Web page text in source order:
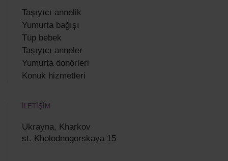
Taşıyıcı annelik
Yumurta bağışı
Tüp bebek
Taşıyıcı anneler
Yumurta donörleri
Konuk hizmetleri
İLETİŞİM
Ukrayna, Kharkov
st. Kholodnogorskaya 15